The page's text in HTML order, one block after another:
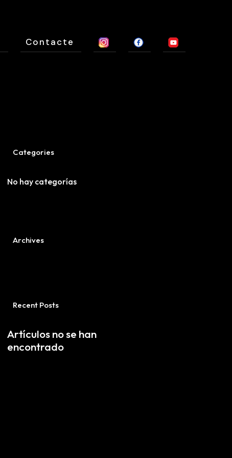
Contacte
Categories
No hay categorías
Archives
Recent Posts
Artículos no se han
encontrado